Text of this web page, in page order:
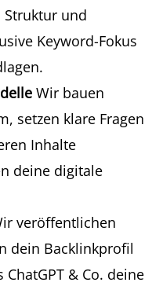
Struktur und
Keyword-Fokus
Wir bauen
setzen klare Fragen
Inhalte
deine digitale
veröffentlichen
dein Backlinkprofil
& Co. deine